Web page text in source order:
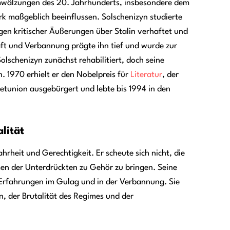
des 20. Jahrhunderts, insbesondere dem
maßgeblich beeinflussen. Solschenizyn studierte
kritischer Äußerungen über Stalin verhaftet und
und Verbannung prägte ihn tief und wurde zur
zunächst rehabilitiert, doch seine
1970 erhielt er den Nobelpreis für Literatur, der
ausgebürgert und lebte bis 1994 in den
und Gerechtigkeit. Er scheute sich nicht, die
der Unterdrückten zu Gehör zu bringen. Seine
im Gulag und in der Verbannung. Sie
der Brutalität des Regimes und der